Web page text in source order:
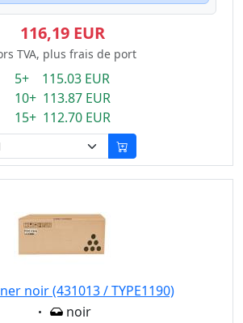
116,19 EUR
TVA, plus frais de port
5+ 115.03 EUR
10+ 113.87 EUR
15+ 112.70 EUR
noir (431013 / TYPE1190)
Eigenschaft:
noir